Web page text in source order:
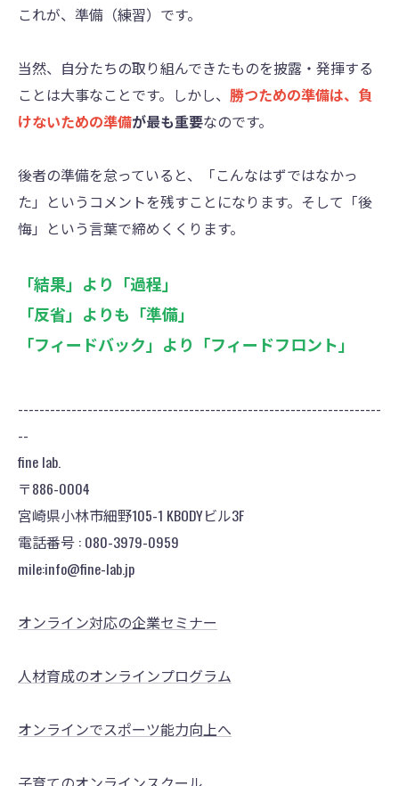
これが、準備（練習）です。
当然、自分たちの取り組んできたものを披露・発揮する
ことは大事なことです。しかし、 勝つための準備は、負
けないための準備が最も重要なのです。
後者の準備を怠っていると、「こんなはずではなかっ
た」というコメントを残すことになります。そして「後
悔」という言葉で締めくくります。
「結果」より「過程」
「反省」よりも「準備」
「フィードバック」より「フィードフロント」
--------------------------------------------------------------------
--
fine lab.
〒886-0004
宮崎県小林市細野105-1 KBODYビル3F
電話番号 : 080-3979-0959
mile:info@fine-lab.jp
オンライン対応の企業セミナー
人材育成のオンラインプログラム
オンラインでスポーツ能力向上へ